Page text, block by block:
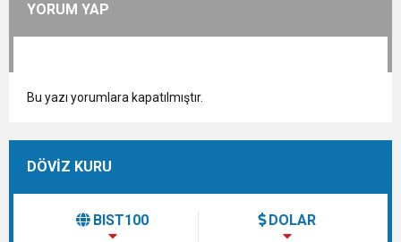
YORUM YAP
Bu yazı yorumlara kapatılmıştır.
DÖVİZ KURU
BIST100 DOLAR